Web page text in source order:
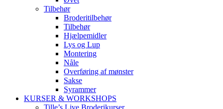
Tilbehør
Broderitilbehør
Tilbehør
Hjælpemidler
Lys og Lup
Montering
Nåle
Overføring af mønster
Sakse
Syrammer
KURSER & WORKSHOPS